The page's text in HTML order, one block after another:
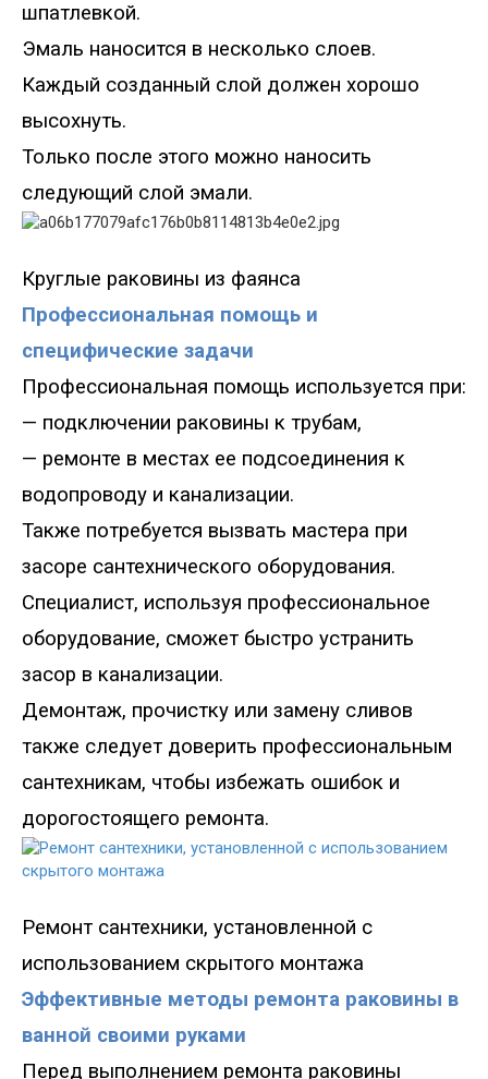
шпатлевкой.
Эмаль наносится в несколько слоев.
Каждый созданный слой должен хорошо
высохнуть.
Только после этого можно наносить
следующий слой эмали.
Круглые раковины из фаянса
Профессиональная помощь и
специфические задачи
Профессиональная помощь используется при:
— подключении раковины к трубам,
— ремонте в местах ее подсоединения к
водопроводу и канализации.
Также потребуется вызвать мастера при
засоре сантехнического оборудования.
Специалист, используя профессиональное
оборудование, сможет быстро устранить
засор в канализации.
Демонтаж, прочистку или замену сливов
также следует доверить профессиональным
сантехникам, чтобы избежать ошибок и
дорогостоящего ремонта.
Ремонт сантехники, установленной с
использованием скрытого монтажа
Эффективные методы ремонта раковины в
ванной своими руками
Перед выполнением ремонта раковины